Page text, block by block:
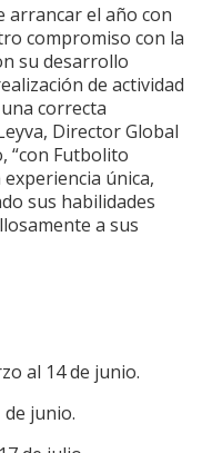
arrancar el año con
compromiso con la
su desarrollo
de actividad
correcta
Director Global
“con Futbolito
única,
sus habilidades
a sus
al 14 de junio.
de junio.